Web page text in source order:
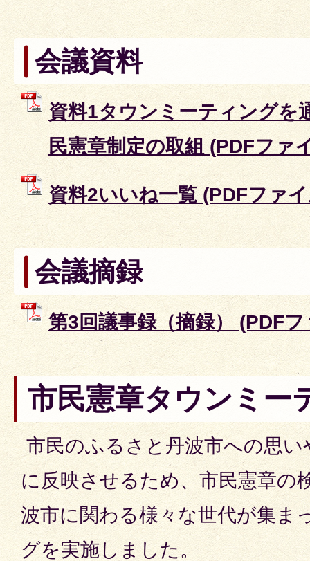
会議資料
資料1タウンミーティングを
民憲章制定の取組 (PDFファ
資料2いいね一覧 (PDFファ
会議摘録
第3回議事録（摘録） (PDF
市民憲章タウンミー
市民のふるさと丹波市への思
に反映させるため、市民憲章の
波市に関わる様々な世代が集ま
グを実施しました。